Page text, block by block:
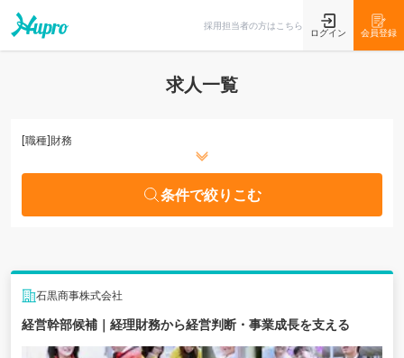
採用担当者の方はこちら
ログイン 会員登録
求人一覧
[職種]財務
条件で絞りこむ
石黒商事株式会社
経営幹部候補｜経理財務から経営判断・事業成長を支える